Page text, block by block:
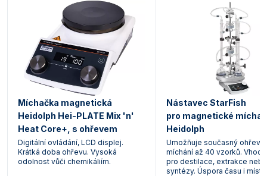
Míchačka magnetická
Heidolph Hei-PLATE Mix 'n'
Heat Core+, s ohřevem
Digitální ovládání, LCD displej.
Krátká doba ohřevu. Vysoká
odolnost vůči chemikáliím.
Nástavec StarFish
pro magnetické
Heidolph
Umožňuje současný ohřev a
míchání až 40 vzorků.
pro destilace, extrakce nebo
syntézy. Úspora času i místa.